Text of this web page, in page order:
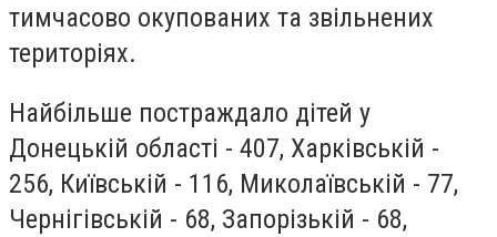
тимчасово окупованих та звільнених
територіях.
Найбільше постраждало дітей у
Донецькій області - 407, Харківській -
256, Київській - 116, Миколаївській - 77,
Чернігівській - 68, Запорізькій - 68,